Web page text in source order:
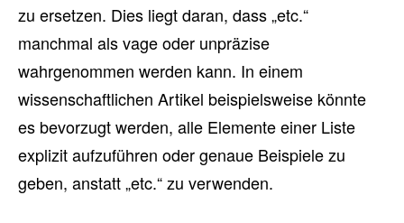
zu ersetzen. Dies liegt daran, dass „etc.“
manchmal als vage oder unpräzise
wahrgenommen werden kann. In einem
wissenschaftlichen Artikel beispielsweise könnte
es bevorzugt werden, alle Elemente einer Liste
explizit aufzuführen oder genaue Beispiele zu
geben, anstatt „etc.“ zu verwenden.